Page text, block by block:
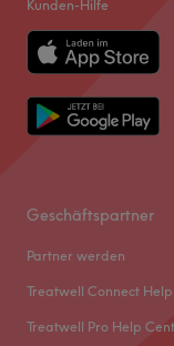
Kompetent
Erfahren 11
Kunden-Hilfe
Geschäftspartner
Partner werden
Treatwell Connect
Treatwell Pro Help